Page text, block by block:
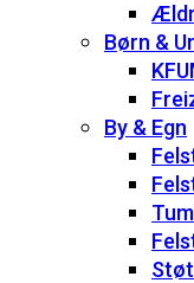
Børn &
By & Egn